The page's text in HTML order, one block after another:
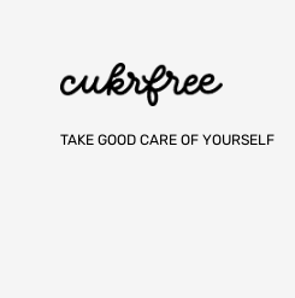
Adaptogeny a extrakty
Aktivní uhlí
Aminokyseliny
If you care
Ilado
Incognito
TAKE GOOD CARE OF YOURSELF